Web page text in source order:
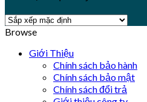
Browse
Giới Thiệu
Chính sách bảo hành
Chính sách bảo mật
Chính sách đổi trả